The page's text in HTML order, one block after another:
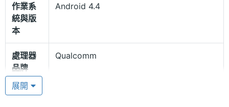
示器上，具有多層膜可以減少反射。
Vertu Signature Touch 純黑玫瑰金混合採用
Android 4.4 KitKat 作業系統，內建 Qualcomm
Snapdragon 801, 2.3GHz 四核處理器，並支援 4G
作業系
統與版
本
Android 4.4
處理器
品牌
Qualcomm
處理器
展開